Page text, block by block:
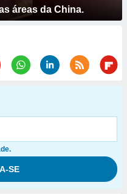
áreas da China.